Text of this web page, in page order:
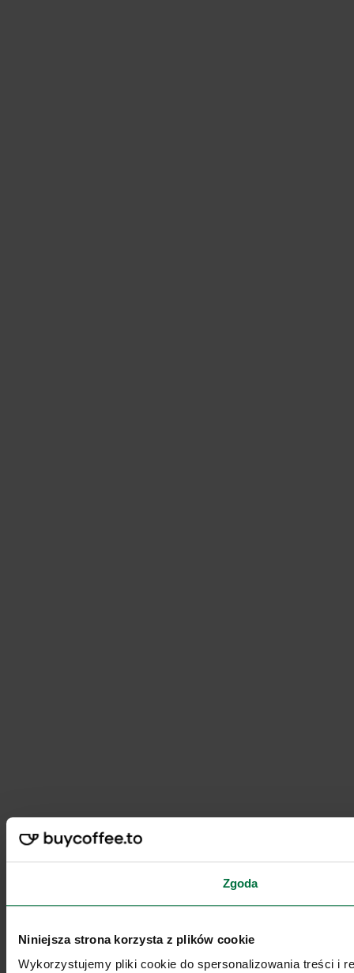
Zgoda
Niniejsza strona korzysta z plików cookie
Wykorzystujemy pliki cookie do spersonalizowania treści i